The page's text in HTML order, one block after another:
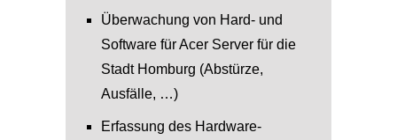
Überwachung von Hard- und
Software für Acer Server für die
Stadt Homburg (Abstürze,
Ausfälle, …)
Erfassung des Hardware-